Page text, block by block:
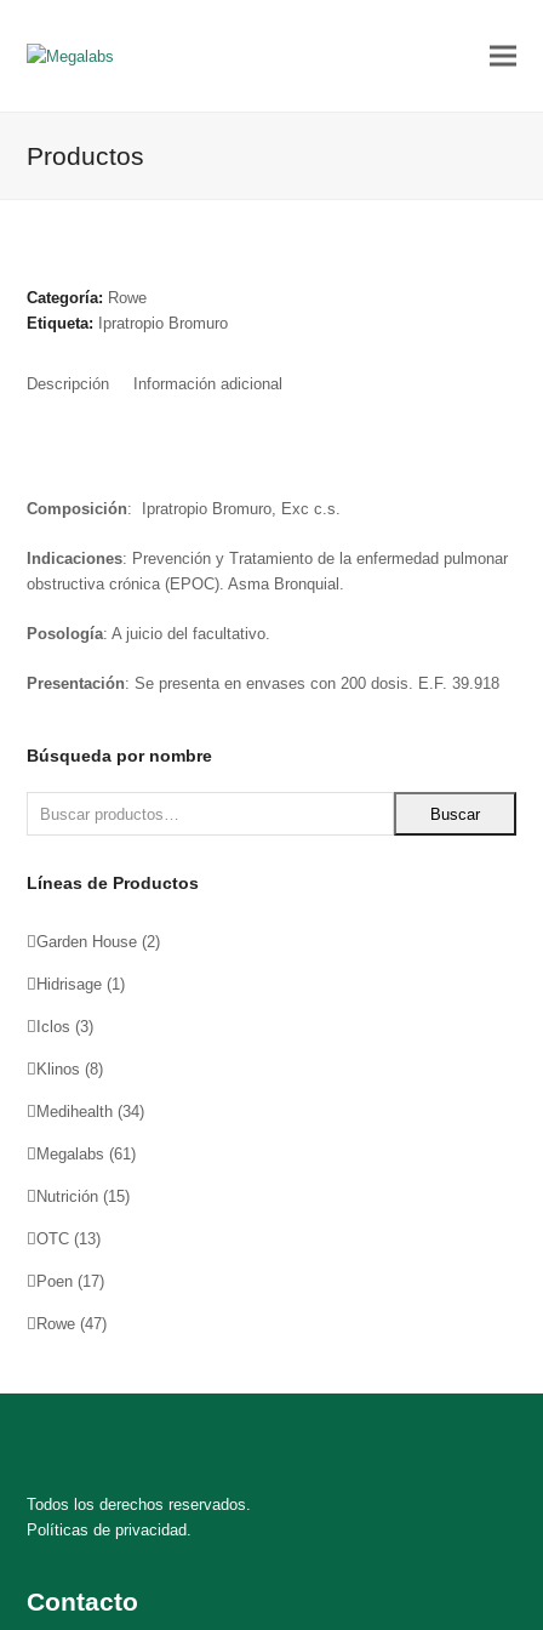
Productos
Categoría: Rowe
Etiqueta:
Ipratropio Bromuro
Descripción Información adicional
Composición: Ipratropio Bromuro, Exc c.s.
Indicaciones: Prevención y Tratamiento de la enfermedad pulmonar
obstructiva crónica (EPOC). Asma Bronquial.
Posología: A juicio del facultativo.
Presentación: Se presenta en envases con 200 dosis. E.F. 39.918
Búsqueda por nombre
Buscar
Líneas de Productos
Garden House (2)
Hidrisage (1)
Iclos (3)
Klinos (8)
Medihealth (34)
Megalabs (61)
Nutrición (15)
OTC (13)
Poen (17)
Rowe (47)
Todos los derechos reservados.
Políticas de privacidad.
Contacto